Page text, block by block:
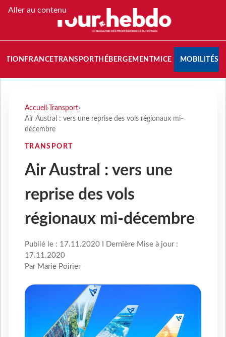
Aller au contenu
FRANCETRANSPORT HÉBERGEMENTMICE MOBILITÉS
Accueil › Transport›
Air Austral : vers une reprise des vols régionaux mi-
décembre
TRANSPORT
Air Austral : vers une
reprise des vols
régionaux mi-décembre
Publié le : 17.11.2020 I Dernière Mise à jour :
17.11.2020
Par Marie Poirier